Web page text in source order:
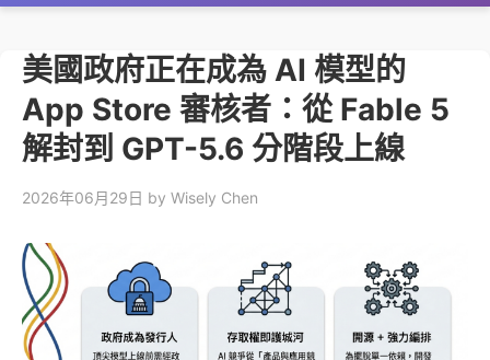
美國政府正在成為 AI 模型的
App Store 審核者：從 Fable 5
解封到 GPT-5.6 分階段上線
2026年06月29日 by Wisely Chen